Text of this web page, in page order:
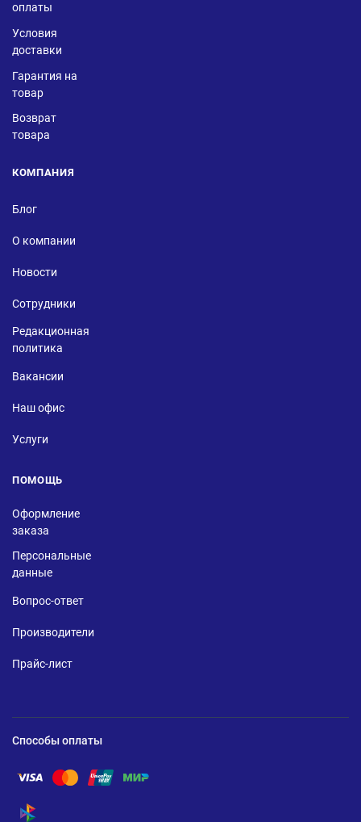
оплаты
Условия
доставки
Гарантия на
товар
Возврат
товара
КОМПАНИЯ
Блог
О компании
Новости
Сотрудники
Редакционная
политика
Вакансии
Наш офис
Услуги
ПОМОЩЬ
Оформление
заказа
Персональные
данные
Вопрос-ответ
Производители
Прайс-лист
Способы оплаты
Помощь по оплате Visa
Помощь по оплате Mastercard
Помощь по оплате UnionPay
Помощь по оплате Мир